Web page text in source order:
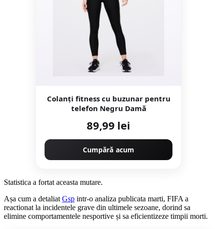
Colanți fitness cu buzunar pentru
telefon Negru Damă
89,99 lei
Cumpără acum
Statistica a fortat aceasta mutare.
Așa cum a detaliat Gsp intr-o analiza publicata marti, FIFA a
reactionat la incidentele grave din ultimele sezoane, dorind sa
elimine comportamentele nesportive și sa eficientizeze timpii morti.